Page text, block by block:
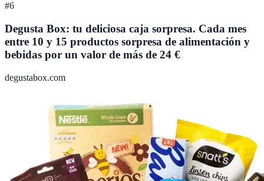
#6
Degusta Box: tu deliciosa caja sorpresa. Cada mes
entre 10 y 15 productos sorpresa de alimentación y
bebidas por un valor de más de 24 €
degustabox.com